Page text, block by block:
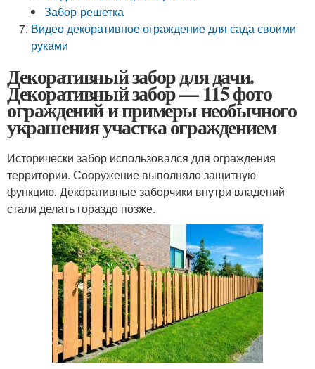
Забор-решетка
Видео декоративное ограждение для сада своими
руками
Декоративный забор для дачи.
Декоративный забор — 115 фото
ограждений и примеры необычного
украшения участка ограждением
Исторически забор использовался для ограждения
территории. Сооружение выполняло защитную
функцию. Декоративные заборчики внутри владений
стали делать гораздо позже.